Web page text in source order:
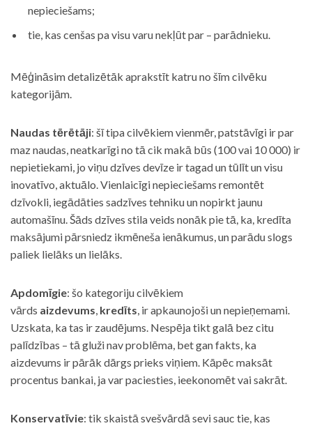
nepieciešams;
tie, kas cenšas pa visu varu nekļūt par – parādnieku.
Mēģināsim detalizētāk aprakstīt katru no šīm cilvēku
kategorijām.
Naudas tērētāji: šī tipa cilvēkiem vienmēr, patstāvīgi ir par
maz naudas, neatkarīgi no tā cik makā būs (100 vai 10 000) ir
nepietiekami, jo viņu dzīves devīze ir tagad un tūlīt un visu
inovatīvo, aktuālo. Vienlaicīgi nepieciešams remontēt
dzīvokli, iegādāties sadzīves tehniku un nopirkt jaunu
automašīnu. Šāds dzīves stila veids nonāk pie tā, ka, kredīta
maksājumi pārsniedz ikmēneša ienākumus, un parādu slogs
paliek lielāks un lielāks.
Apdomīgie: šo kategoriju cilvēkiem
vārds aizdevums, kredīts, ir apkaunojoši un nepieņemami.
Uzskata, ka tas ir zaudējums. Nespēja tikt galā bez citu
palīdzības – tā gluži nav problēma, bet gan fakts, ka
aizdevums ir pārāk dārgs prieks viņiem. Kāpēc maksāt
procentus bankai, ja var paciesties, ieekonomēt vai sakrāt.
Konservatīvie: tik skaistā svešvārdā sevi sauc tie, kas